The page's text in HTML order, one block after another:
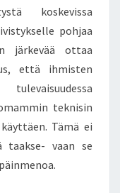
koskevissa
pohjaa
järkevää ottaa
että ihmisten
teknisin
Tämä ei
taakse- vaan se